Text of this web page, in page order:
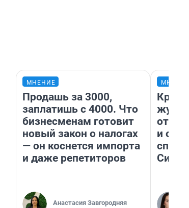
МНЕНИЕ
Продашь за 3000,
заплатишь с 4000. Что
бизнесменам готовит
новый закон о налогах
— он коснется импорта
и даже репетиторов
Анастасия Завгородняя
и